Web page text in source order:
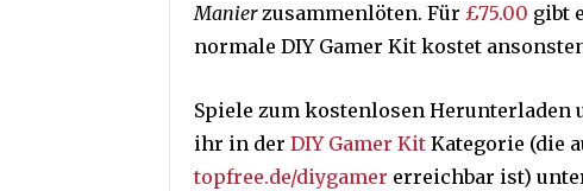
Manierzusammenlöten. Für £75.00 gibt
normale DIY Gamer Kit kostet
Spiele zum kostenlosen
ihr in der DIY Gamer Kit Kategorie (die
topfree.de/diygamer erreichbar ist)